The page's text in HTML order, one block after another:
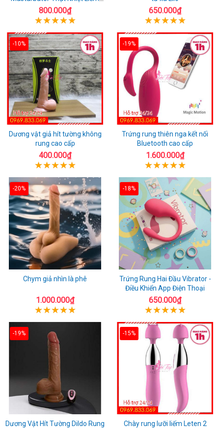
Rung
800.000₫ 650.000₫
-10%
Dương vật giả hít tường không
rung cao cấp
400.000₫
-19%
Trứng rung thiên nga kết nối
Bluetooth cao cấp
1.600.000₫
-20%
Chym giả nhìn là phê
1.000.000₫
-18%
Trứng Rung Hai Đầu Vibrator -
Điều Khiển App Điện Thoại
650.000₫
-19%
Dương Vật Hít Tường Dildo Rung
-15%
Chày rung lưỡi liếm Leten 2